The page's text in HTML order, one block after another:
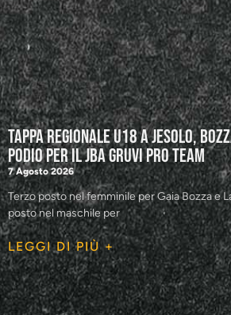
Tappa regionale U18 a Jesolo,
podio per il JBA GRUVI Pro Team
7 Agosto 2026
Terzo posto nel femminile per Gaia Bozza e
posto nel maschile per
LEGGI DI PIÙ +